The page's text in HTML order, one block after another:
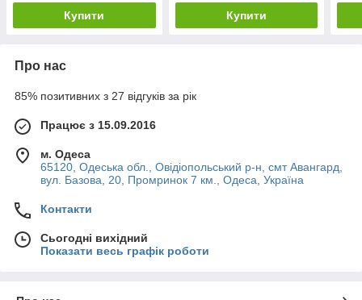
Купити Купити
Про нас
85% позитивних з 27 відгуків за рік
Працює з 15.09.2016
м. Одеса
65120, Одеська обл., Овідіопольський р-н, смт Авангард,
вул. Базова, 20, Промринок 7 км., Одеса, Україна
Контакти
Сьогодні вихідний
Показати весь графік роботи